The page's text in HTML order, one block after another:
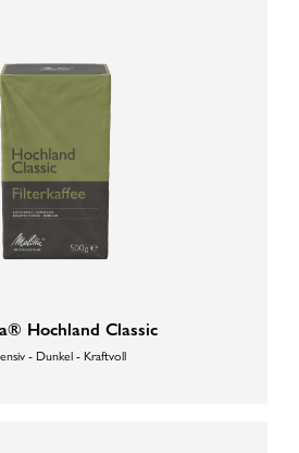
Hochland Classic
- Dunkel - Kraftvoll